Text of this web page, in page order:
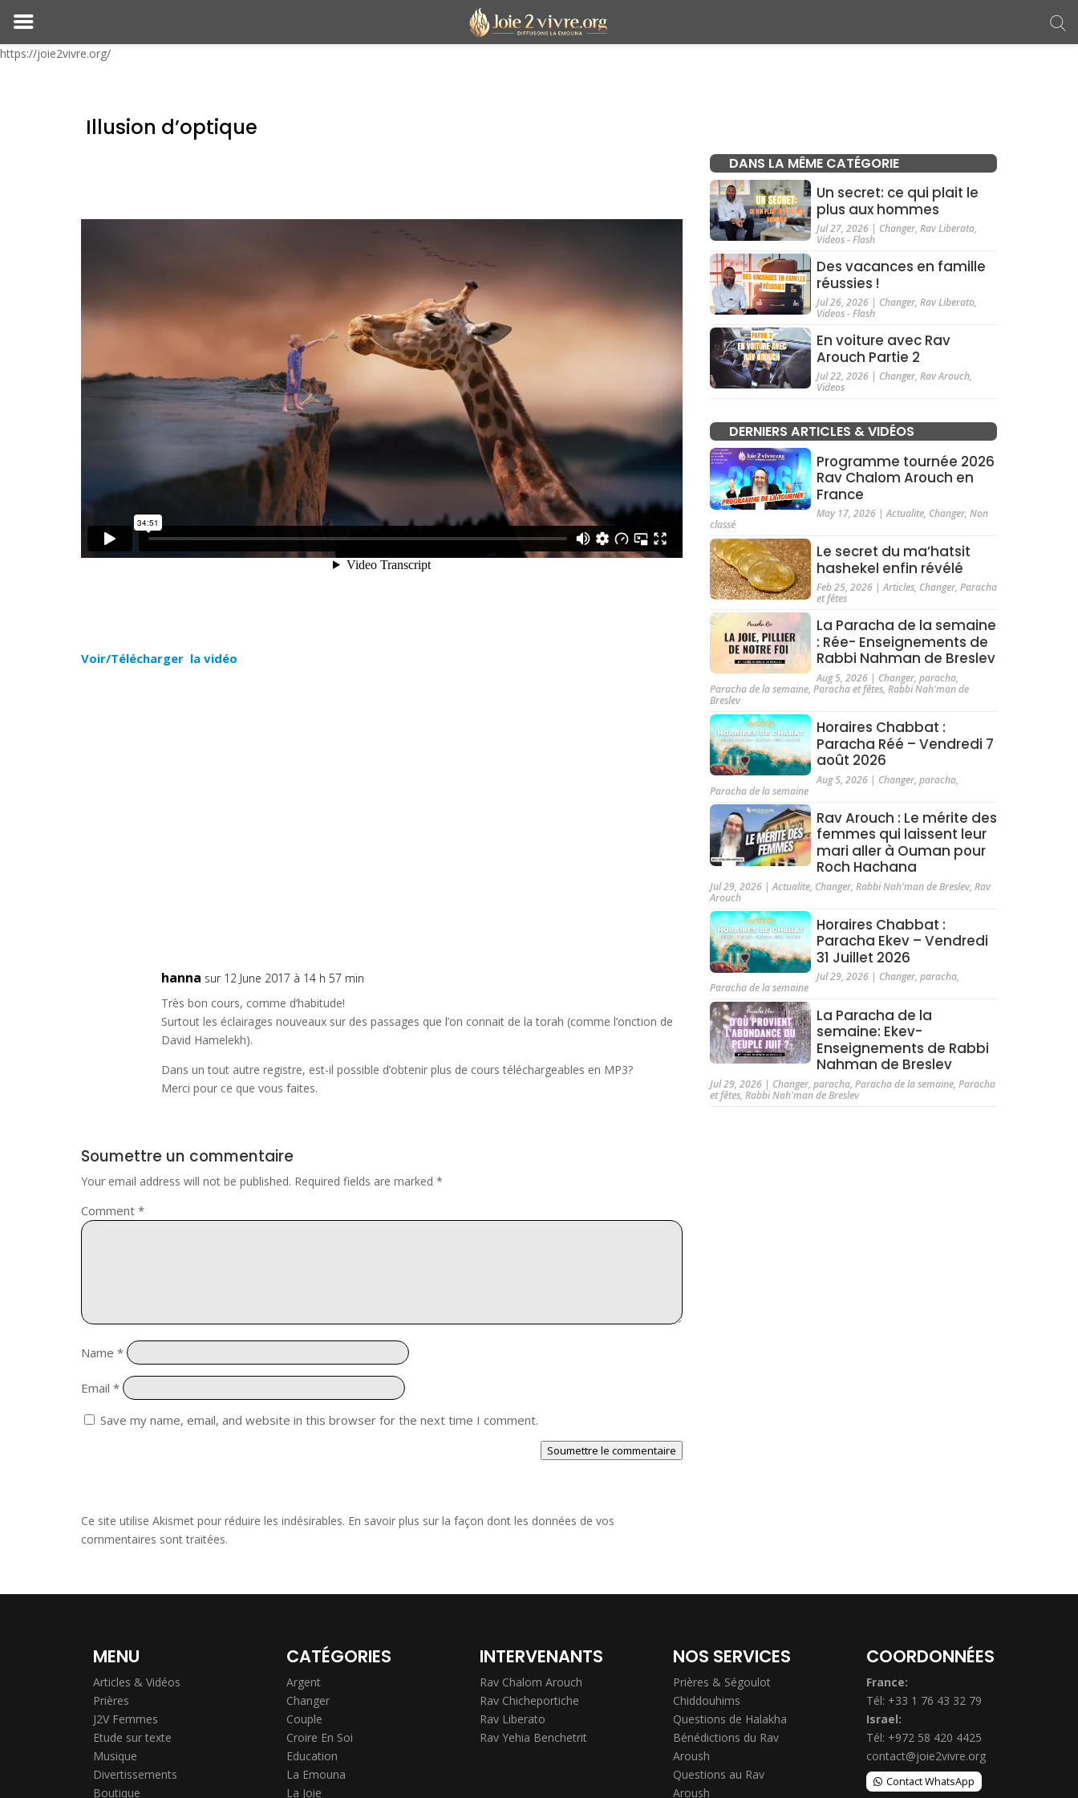
https://joie2vivre.org/
Illusion d’optique
Voir/Télécharger la vidéo
hanna sur 12 June 2017 à 14 h 57 min
Très bon cours, comme d’habitude!
Surtout les éclairages nouveaux sur des passages que l’on connait de la torah (comme l’onction de
David Hamelekh).
Dans un tout autre registre, est-il possible d’obtenir plus de cours téléchargeables en MP3?
Merci pour ce que vous faites.
Soumettre un commentaire
Your email address will not be published. Required fields are marked *
Comment *
Name *
Email *
Save my name, email, and website in this browser for the next time I comment.
Soumettre le commentaire
Ce site utilise Akismet pour réduire les indésirables. En savoir plus sur la façon dont les données de vos
commentaires sont traitées.
DANS LA MÊME CATÉGORIE
Un secret: ce qui plait le
plus aux hommes
Jul 27, 2026| Changer, Rav Liberato,
Videos - Flash
Des vacances en famille
réussies !
Jul 26, 2026| Changer, Rav Liberato,
Videos - Flash
En voiture avec Rav
Arouch Partie 2
Jul 22, 2026| Changer, Rav Arouch,
Videos
DERNIERS ARTICLES & VIDÉOS
Programme tournée 2026
Rav Chalom Arouch en
France
May 17, 2026|Actualite, Changer, Non
classé
Le secret du ma’hatsit
hashekel enfin révélé
Feb 25, 2026|Articles, Changer, Paracha
et fêtes
La Paracha de la semaine
: Rée- Enseignements de
Rabbi Nahman de Breslev
Aug 5, 2026| Changer, paracha,
Paracha de la semaine,Paracha et fêtes,Rabbi Nah'man de
Breslev
Horaires Chabbat :
Paracha Réé – Vendredi 7
août 2026
Aug 5, 2026| Changer, paracha,
Paracha de la semaine
Rav Arouch : Le mérite des
femmes qui laissent leur
mari aller à Ouman pour
Roch Hachana
Jul 29, 2026 |Actualite, Changer,Rabbi Nah'man de Breslev,Rav
Arouch
Horaires Chabbat :
Paracha Ekev – Vendredi
31 Juillet 2026
Jul 29, 2026| Changer, paracha,
Paracha de la semaine
La Paracha de la
semaine: Ekev-
Enseignements de Rabbi
Nahman de Breslev
Jul 29, 2026 | Changer,paracha,Paracha de la semaine,Paracha
et fêtes,Rabbi Nah'man de Breslev
MENU
Articles & Vidéos
Prières
J2V Femmes
Etude sur texte
Musique
Divertissements
Boutique
CATÉGORIES
Argent
Changer
Couple
Croire En Soi
Education
La Emouna
La Joie
INTERVENANTS
Rav Chalom Arouch
Rav Chicheportiche
Rav Liberato
Rav Yehia Benchetrit
NOS SERVICES
Prières & Ségoulot
Chiddouhims
Questions de Halakha
Bénédictions du Rav
Aroush
Questions au Rav
Aroush
COORDONNÉES
France:
Tél: +33 1 76 43 32 79
Israel:
Tél: +972 58 420 4425
contact@joie2vivre.org
Contact WhatsApp